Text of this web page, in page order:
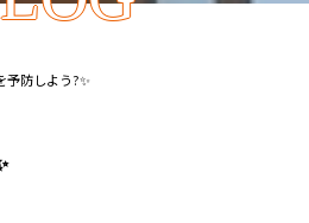
予防しよう?✨